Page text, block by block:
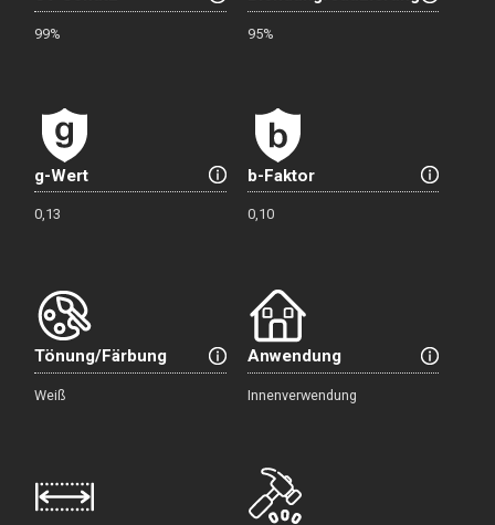
99% 95%
g-Wert
0,13
b-Faktor
0,10
Tönung/Färbung
Weiß
Anwendung
Innenverwendung